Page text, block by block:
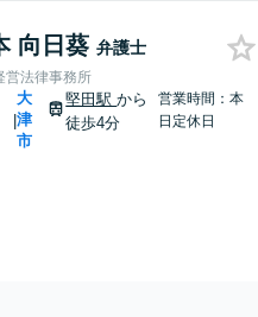
向日葵 弁護士
営法律事務所
|
大
津
市
堅田駅から
徒歩4分
営業時間：本
日定休日